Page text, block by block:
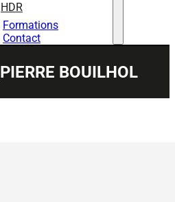
HDR
Formations
Contact
PIERRE BOUILHOL